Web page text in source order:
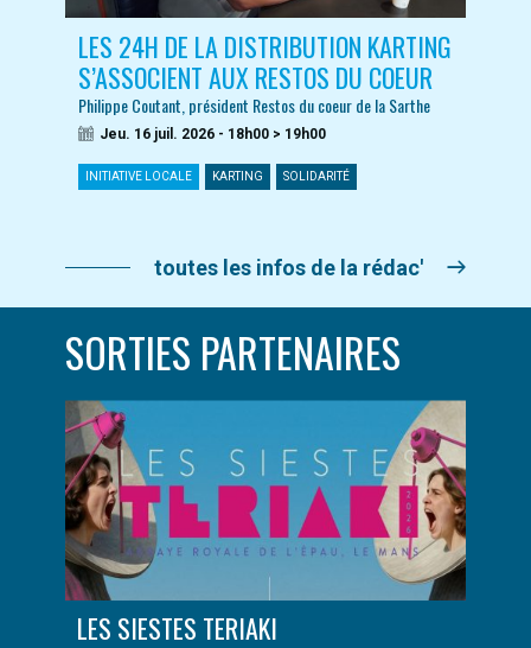
LES 24H DE LA DISTRIBUTION KARTING
S’ASSOCIENT AUX RESTOS DU COEUR
Philippe Coutant, président Restos du coeur de la Sarthe
Jeu. 16 juil. 2026 - 18h00 > 19h00
INITIATIVE LOCALE KARTING SOLIDARITÉ
toutes les infos de la rédac'
SORTIES PARTENAIRES
LES SIESTES TERIAKI